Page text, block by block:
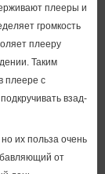
плееры и
громкость
плееру
Таким
плеере с
взад-
их польза очень
от